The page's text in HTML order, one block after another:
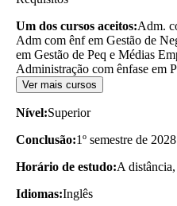
Um dos cursos aceitos:Adm.
Adm com ênf em Gestão de
em Gestão de Peq e Médias
Administração com ênfase em
Ver mais cursos
Nível:Superior
Conclusão:1º semestre de
Horário de estudo:A
Idiomas:Inglês